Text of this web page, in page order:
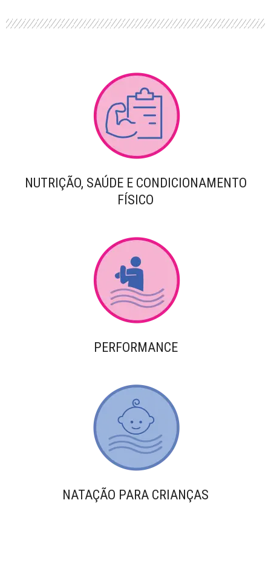
NUTRIÇÃO, SAÚDE E CONDICIONAMENTO
FÍSICO
PERFORMANCE
NATAÇÃO PARA CRIANÇAS